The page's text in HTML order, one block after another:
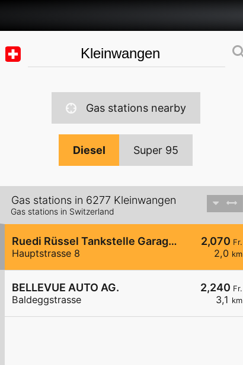
Gas stations nearby
Diesel Super 95
Gas stations in 6277 Kleinwangen
Gas stations in Switzerland
2,070 Fr.
2,0 km
Ruedi Rüssel Tankstelle Garage Fischer AG Baldegg
Hauptstrasse 8
2,240 Fr.
3,1 km
BELLEVUE AUTO AG.
Baldeggstrasse